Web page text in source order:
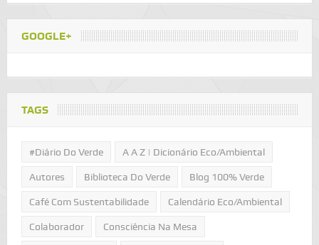
GOOGLE+
TAGS
#Diário Do Verde A A Z | Dicionário Eco/Ambiental
Autores Biblioteca Do Verde Blog 100% Verde
Café Com Sustentabilidade Calendário Eco/Ambiental
Colaborador Consciência Na Mesa